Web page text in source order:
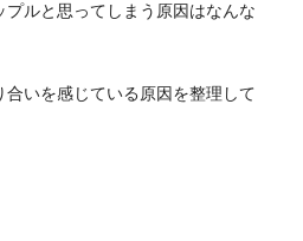
ルと思ってしまう原因はなんな
いを感じている原因を整理して